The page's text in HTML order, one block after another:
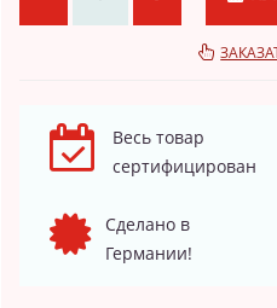
Весь товар
сертифицирован
Сделано в
Германии!